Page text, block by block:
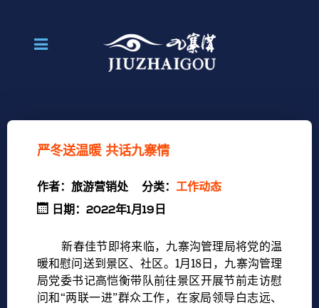
严冬送温暖 共话九寨情
作者： 旅游营销处 分类： 工作动态
日期：2022年1月19日
新春佳节即将来临，九寨沟管理局将党的温
暖和慰问送到景区、社区。1月18日，九寨沟管理
局党委书记高恺衡带队前往景区开展节前走访慰
问和“两联一进”群众工作，在家局领导白志远、